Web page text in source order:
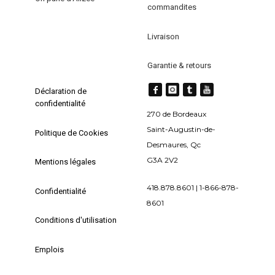
produit
commandites
Livraison
Garantie & retours
Déclaration de
confidentialité
Politique de Cookies
Mentions légales
Confidentialité
Conditions d'utilisation
Emplois
270 de Bordeaux
Saint-Augustin-de-
Desmaures, Qc
G3A 2V2
418.878.8601 | 1-866-878-
8601